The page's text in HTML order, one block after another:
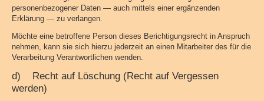
personenbezogener Daten — auch mittels einer ergänzenden
Erklärung — zu verlangen.
Möchte eine betroffene Person dieses Berichtigungsrecht in Anspruch
nehmen, kann sie sich hierzu jederzeit an einen Mitarbeiter des für die
Verarbeitung Verantwortlichen wenden.
d) Recht auf Löschung (Recht auf Vergessen
werden)